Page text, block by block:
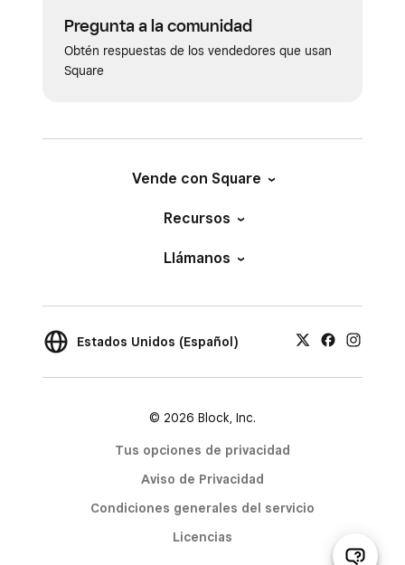
Pregunta a la comunidad
Obtén respuestas de los vendedores que usan
Square
Vende con Square
Recursos
Llámanos
Estados Unidos (Español)
© 2026 Block, Inc.
Tus opciones de privacidad
Aviso de Privacidad
Condiciones generales del servicio
Licencias